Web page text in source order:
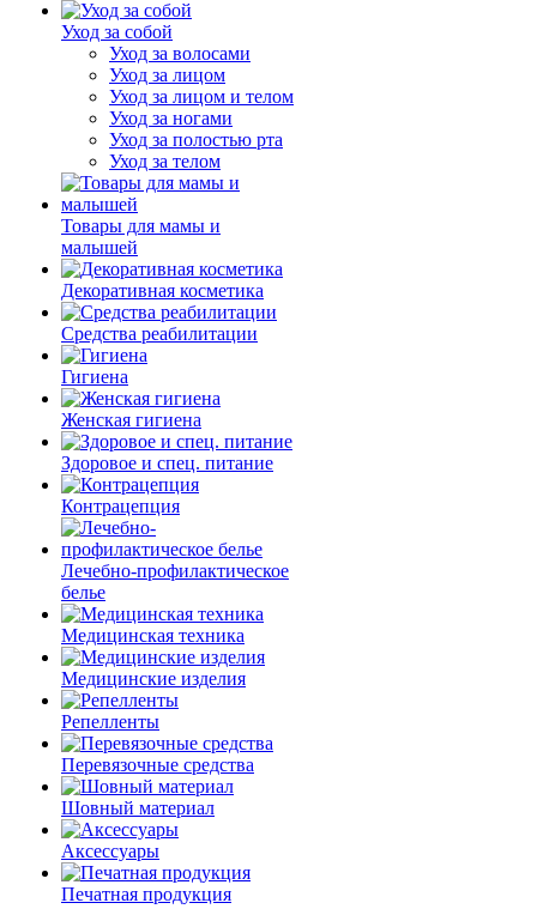
Уход за собой
Уход за волосами
Уход за лицом
Уход за лицом и телом
Уход за ногами
Уход за полостью рта
Уход за телом
Товары для мамы и
малышей
Декоративная косметика
Средства реабилитации
Гигиена
Женская гигиена
Здоровое и спец. питание
Контрацепция
Лечебно-профилактическое
белье
Медицинская техника
Медицинские изделия
Репелленты
Перевязочные средства
Шовный материал
Аксессуары
Печатная продукция